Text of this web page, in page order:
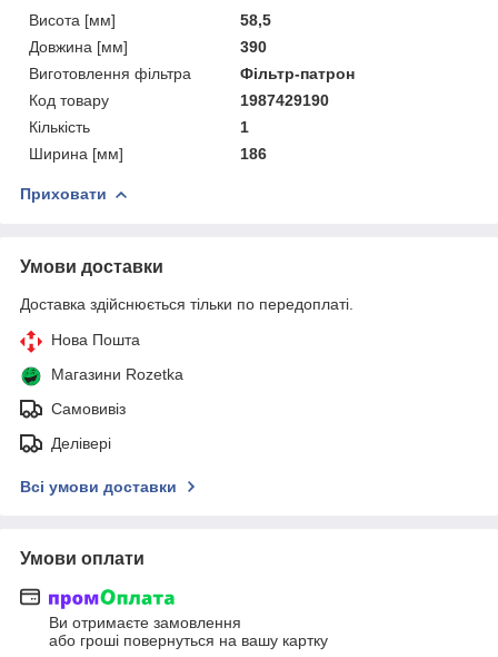
Висота [мм]
58,5
Довжина [мм]
390
Виготовлення фільтра
Фільтр-патрон
Код товару
1987429190
Кількість
1
Ширина [мм]
186
Приховати
Умови доставки
Доставка здійснюється тільки по передоплаті.
Нова Пошта
Магазини Rozetka
Самовивіз
Делівері
Всі умови доставки
Умови оплати
Ви отримаєте замовлення
або гроші повернуться на вашу картку